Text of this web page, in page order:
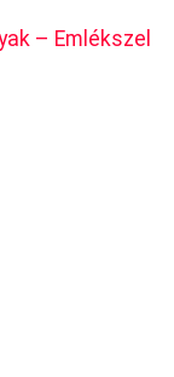
– Emlékszel